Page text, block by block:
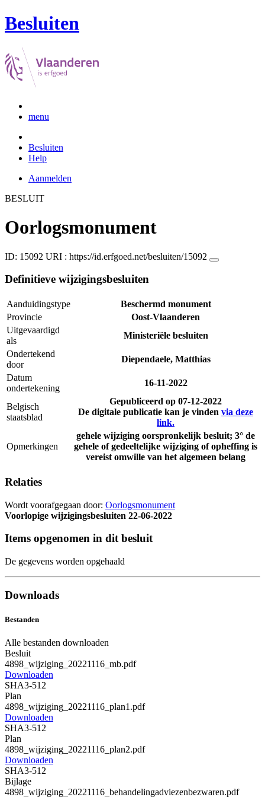
Besluiten
menu
Besluiten
Help
Aanmelden
BESLUIT
Oorlogsmonument
ID: 15092 URI : https://id.erfgoed.net/besluiten/15092
Definitieve wijzigingsbesluiten
Aanduidingstype
Beschermd monument
Provincie
Oost-Vlaanderen
Uitgevaardigd
als
Ministeriële besluiten
Ondertekend
door
Diependaele, Matthias
Datum
ondertekening
16-11-2022
Belgisch
staatsblad
Gepubliceerd op 07-12-2022
De digitale publicatie kan je vinden via deze
link.
Opmerkingen
gehele wijziging oorspronkelijk besluit; 3° de
gehele of gedeeltelijke wijziging of opheffing is
vereist omwille van het algemeen belang
Relaties
Wordt voorafgegaan door: Oorlogsmonument
Voorlopige wijzigingsbesluiten 22-06-2022
Items opgenomen in dit besluit
De gegevens worden opgehaald
Downloads
Bestanden
Alle bestanden downloaden
Besluit
4898_wijziging_20221116_mb.pdf
Downloaden
SHA3-512
Plan
4898_wijziging_20221116_plan1.pdf
Downloaden
SHA3-512
Plan
4898_wijziging_20221116_plan2.pdf
Downloaden
SHA3-512
Bijlage
4898_wijziging_20221116_behandelingadviezenbezwaren.pdf